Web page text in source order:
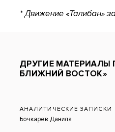
* Движение «Талибан»
ДРУГИЕ МАТЕРИАЛЫ
БЛИЖНИЙ ВОСТОК»
АНАЛИТИЧЕСКИЕ ЗАПИСКИ
Бочкарев Данила